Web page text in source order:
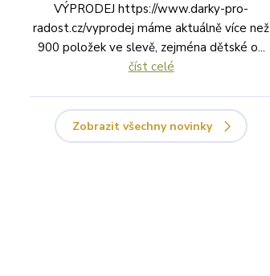
VÝPRODEJ https://www.darky-pro-
radost.cz/vyprodej máme aktuálně více než
900 položek ve slevě, zejména dětské o...
číst celé
Zobrazit všechny novinky